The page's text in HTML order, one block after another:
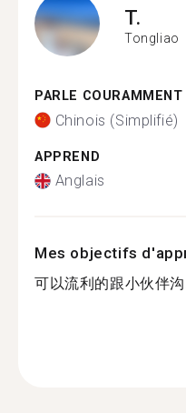
T.
Tongliao
PARLE COURAMMENT
Chinois (Simplifié)
APPREND
Anglais
Mes objectifs
可以流利的跟小伙伴